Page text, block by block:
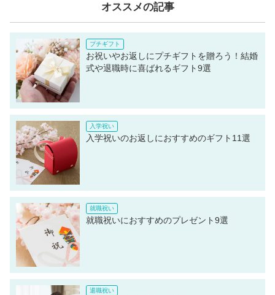
オススメの記事
お祝いやお返しにプチギフトを贈ろう！結婚
式や退職時に喜ばれるギフト9選
入学祝いのお返しにおすすめのギフト11選
就職祝いにおすすめのプレゼント9選